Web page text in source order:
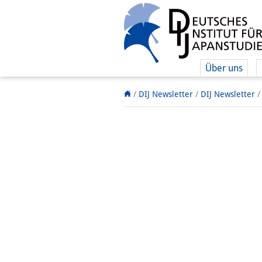
Über uns
/ DIJ Newsletter / DIJ Newsletter /